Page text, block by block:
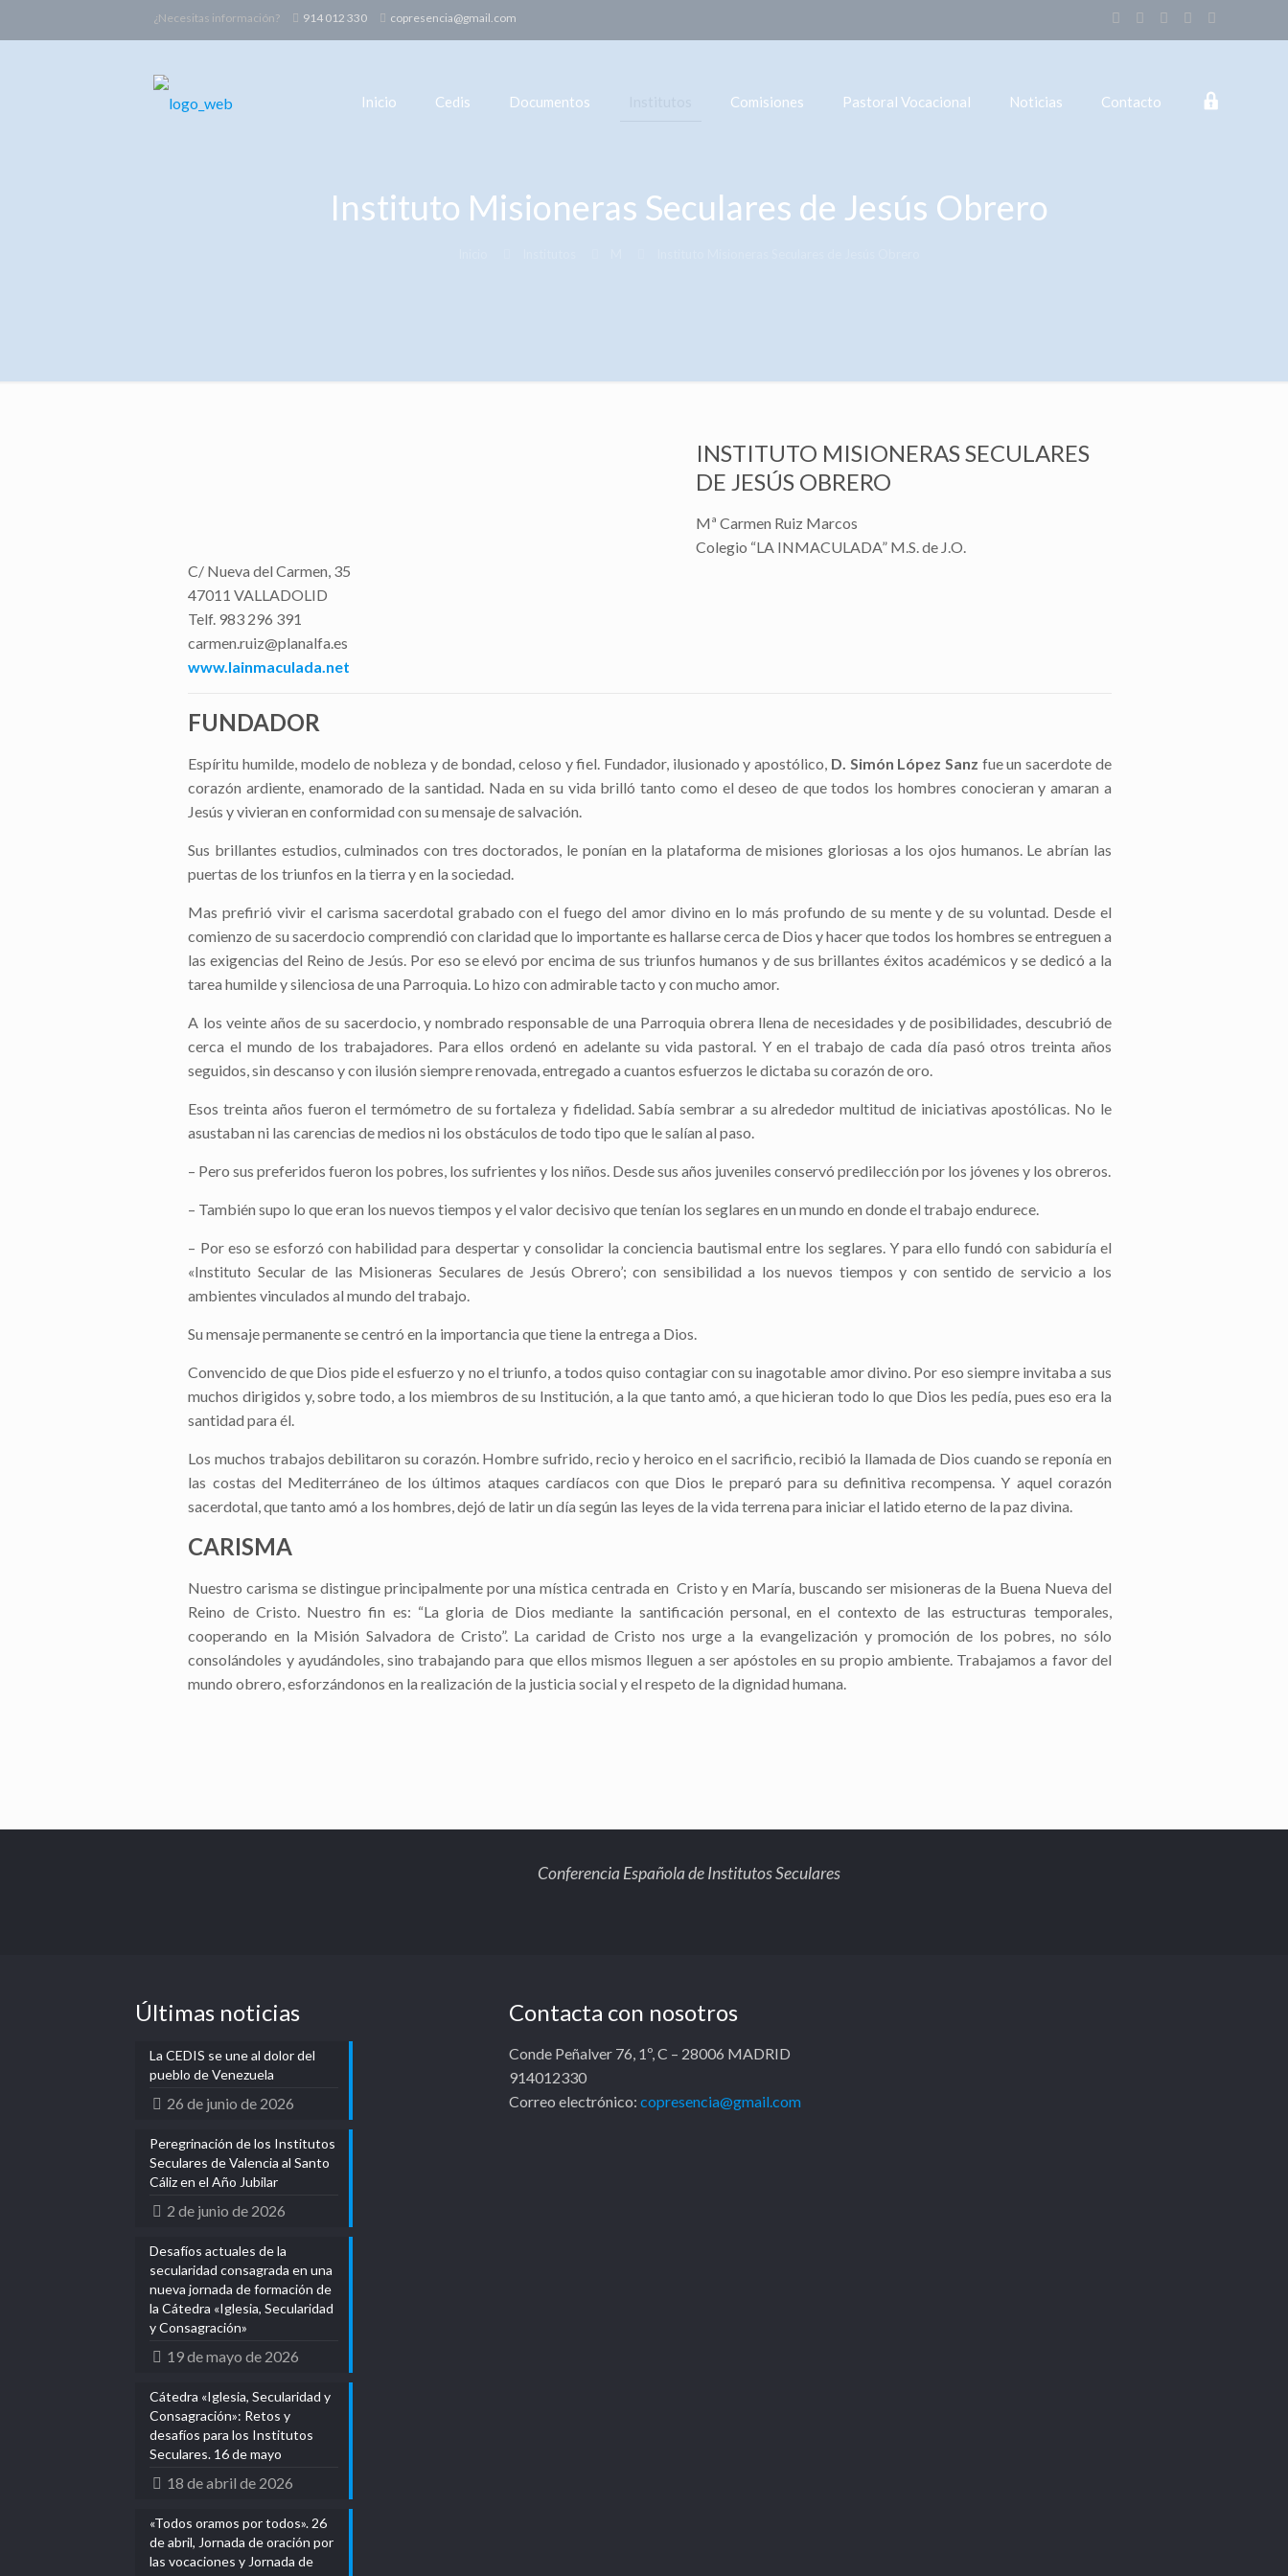
¿Necesitas información? 914 012 330 copresencia@gmail.com
Inicio Cedis Documentos Comisiones Pastoral Vocacional Noticias Contacto
Instituto Misioneras Seculares de Jesús Obrero
INSTITUTO MISIONERAS SECULARES
DE JESÚS OBRERO
Mª Carmen Ruiz Marcos
Colegio “LA INMACULADA” M.S. de J.O.
C/ Nueva del Carmen, 35
47011 VALLADOLID
Telf. 983 296 391
carmen.ruiz@planalfa.es
www.lainmaculada.net
FUNDADOR
Espíritu humilde, modelo de nobleza y de bondad, celoso y fiel. Fundador, ilusionado y apostólico, D. Simón López Sanz fue un sacerdote de
corazón ardiente, enamorado de la santidad. Nada en su vida brilló tanto como el deseo de que todos los hombres conocieran y amaran a
Jesús y vivieran en conformidad con su mensaje de salvación.
Sus brillantes estudios, culminados con tres doctorados, le ponían en la plataforma de misiones gloriosas a los ojos humanos. Le abrían las
puertas de los triunfos en la tierra y en la sociedad.
Mas prefirió vivir el carisma sacerdotal grabado con el fuego del amor divino en lo más profundo de su mente y de su voluntad. Desde el
comienzo de su sacerdocio comprendió con claridad que lo importante es hallarse cerca de Dios y hacer que todos los hombres se entreguen a
las exigencias del Reino de Jesús. Por eso se elevó por encima de sus triunfos humanos y de sus brillantes éxitos académicos y se dedicó a la
tarea humilde y silenciosa de una Parroquia. Lo hizo con admirable tacto y con mucho amor.
A los veinte años de su sacerdocio, y nombrado responsable de una Parroquia obrera llena de necesidades y de posibilidades, descubrió de
cerca el mundo de los trabajadores. Para ellos ordenó en adelante su vida pastoral. Y en el trabajo de cada día pasó otros treinta años
seguidos, sin descanso y con ilusión siempre renovada, entregado a cuantos esfuerzos le dictaba su corazón de oro.
Esos treinta años fueron el termómetro de su fortaleza y fidelidad. Sabía sembrar a su alrededor multitud de iniciativas apostólicas. No le
asustaban ni las carencias de medios ni los obstáculos de todo tipo que le salían al paso.
– Pero sus preferidos fueron los pobres, los sufrientes y los niños. Desde sus años juveniles conservó predilección por los jóvenes y los obreros.
– También supo lo que eran los nuevos tiempos y el valor decisivo que tenían los seglares en un mundo en donde el trabajo endurece.
– Por eso se esforzó con habilidad para despertar y consolidar la conciencia bautismal entre los seglares. Y para ello fundó con sabiduría el
«Instituto Secular de las Misioneras Seculares de Jesús Obrero’; con sensibilidad a los nuevos tiempos y con sentido de servicio a los
ambientes vinculados al mundo del trabajo.
Su mensaje permanente se centró en la importancia que tiene la entrega a Dios.
Convencido de que Dios pide el esfuerzo y no el triunfo, a todos quiso contagiar con su inagotable amor divino. Por eso siempre invitaba a sus
muchos dirigidos y, sobre todo, a los miembros de su Institución, a la que tanto amó, a que hicieran todo lo que Dios les pedía, pues eso era la
santidad para él.
Los muchos trabajos debilitaron su corazón. Hombre sufrido, recio y heroico en el sacrificio, recibió la llamada de Dios cuando se reponía en
las costas del Mediterráneo de los últimos ataques cardíacos con que Dios le preparó para su definitiva recompensa. Y aquel corazón
sacerdotal, que tanto amó a los hombres, dejó de latir un día según las leyes de la vida terrena para iniciar el latido eterno de la paz divina.
CARISMA
Nuestro carisma se distingue principalmente por una mística centrada en Cristo y en María, buscando ser misioneras de la Buena Nueva del
Reino de Cristo. Nuestro fin es: “La gloria de Dios mediante la santificación personal, en el contexto de las estructuras temporales,
cooperando en la Misión Salvadora de Cristo”. La caridad de Cristo nos urge a la evangelización y promoción de los pobres, no sólo
consolándoles y ayudándoles, sino trabajando para que ellos mismos lleguen a ser apóstoles en su propio ambiente. Trabajamos a favor del
mundo obrero, esforzándonos en la realización de la justicia social y el respeto de la dignidad humana.
Conferencia Española de Institutos Seculares
Últimas noticias
La CEDIS se une al dolor del
pueblo de Venezuela
26 de junio de 2026
Peregrinación de los Institutos
Seculares de Valencia al Santo
Cáliz en el Año Jubilar
2 de junio de 2026
Desafíos actuales de la
secularidad consagrada en una
nueva jornada de formación de
la Cátedra «Iglesia, Secularidad
y Consagración»
19 de mayo de 2026
Cátedra «Iglesia, Secularidad y
Consagración»: Retos y
desafíos para los Institutos
Seculares. 16 de mayo
18 de abril de 2026
«Todos oramos por todos». 26
de abril, Jornada de oración por
las vocaciones y Jornada de
Contacta con nosotros
Conde Peñalver 76, 1º, C – 28006 MADRID
914012330
Correo electrónico: copresencia@gmail.com